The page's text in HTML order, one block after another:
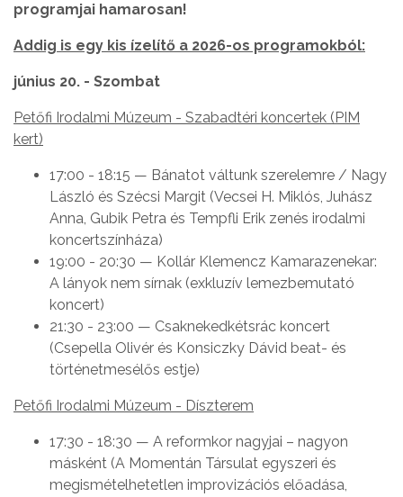
programjai hamarosan!
Addig is egy kis ízelítő a 2026-os programokból:
június 20. - Szombat
Petőfi Irodalmi Múzeum - Szabadtéri koncertek (PIM
kert)
17:00 - 18:15 — Bánatot váltunk szerelemre / Nagy
László és Szécsi Margit (Vecsei H. Miklós, Juhász
Anna, Gubik Petra és Tempfli Erik zenés irodalmi
koncertszínháza)
19:00 - 20:30 — Kollár Klemencz Kamarazenekar:
A lányok nem sírnak (exkluzív lemezbemutató
koncert)
21:30 - 23:00 — Csaknekedkétsrác koncert
(Csepella Olivér és Konsiczky Dávid beat- és
történetmesélős estje)
Petőfi Irodalmi Múzeum - Díszterem
17:30 - 18:30 — A reformkor nagyjai – nagyon
másként (A Momentán Társulat egyszeri és
megismételhetetlen improvizációs előadása,